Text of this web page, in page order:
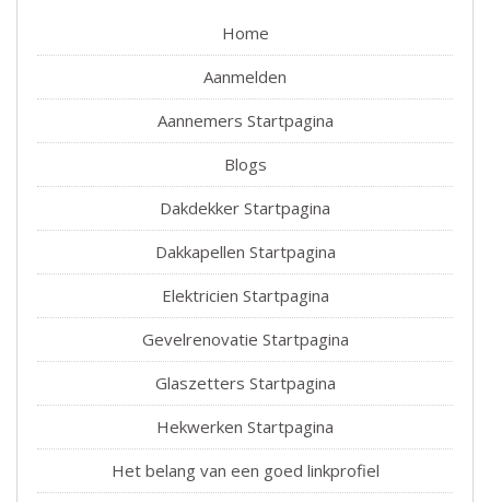
Home
Aanmelden
Aannemers Startpagina
Blogs
Dakdekker Startpagina
Dakkapellen Startpagina
Elektricien Startpagina
Gevelrenovatie Startpagina
Glaszetters Startpagina
Hekwerken Startpagina
Het belang van een goed linkprofiel